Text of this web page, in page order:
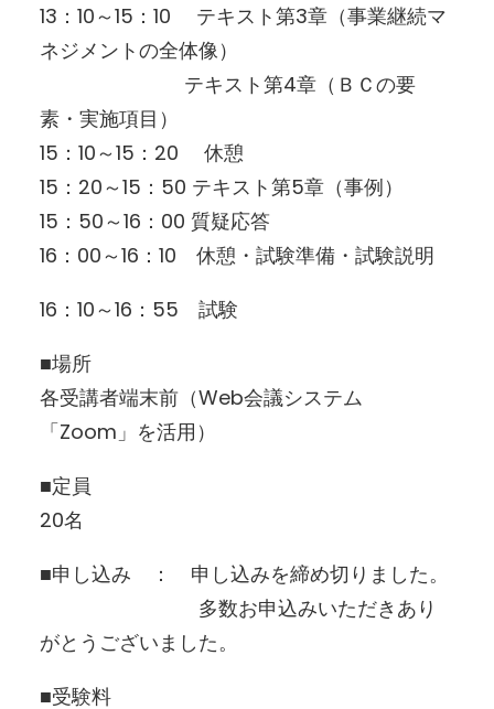
13：10～15：10 テキスト第3章（事業継続マ
ネジメントの全体像）
テキスト第4章（ＢＣの要
素・実施項目）
15：10～15：20 休憩
15：20～15：50 テキスト第5章（事例）
15：50～16：00 質疑応答
16：00～16：10 休憩・試験準備・試験説明
16：10～16：55 試験
■場所
各受講者端末前（Web会議システム
「Zoom」を活用）
■定員
20名
■申し込み ： 申し込みを締め切りました。
多数お申込みいただきあり
がとうございました。
■受験料